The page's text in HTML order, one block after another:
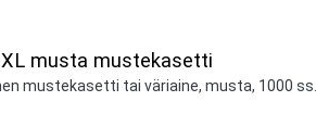
XL musta mustekasetti
mustekasetti tai väriaine, musta, 1000 ss.